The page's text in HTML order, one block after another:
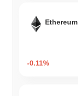
Ethereum
-0.11%